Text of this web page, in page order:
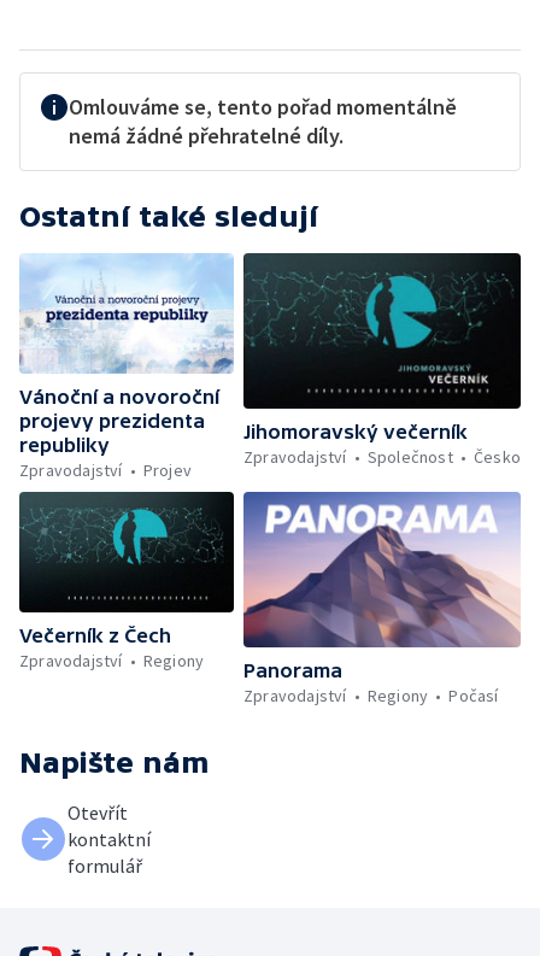
Omlouváme se, tento pořad momentálně
nemá žádné přehratelné díly.
Ostatní také sledují
Vánoční a novoroční
projevy prezidenta
republiky
Zpravodajství
Projev
Jihomoravský večerník
Zpravodajství
Společnost Česko
Večerník z Čech
Zpravodajství
Regiony
Panorama
Zpravodajství
Regiony Počasí
Napište nám
Otevřít
kontaktní
formulář